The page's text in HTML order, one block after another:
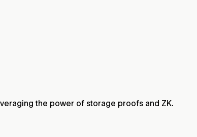
the power of storage proofs and ZK.